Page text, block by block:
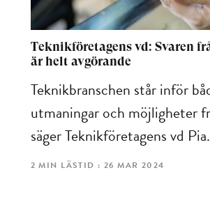
Teknikföretagens vd: Svaren
är helt avgörande
Teknikbranschen står inför
utmaningar och möjligheter
säger Teknikföretagens vd
2 MIN LÄSTID : 26 MAR 2024